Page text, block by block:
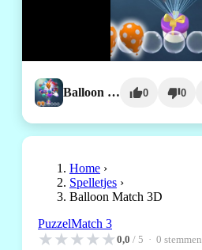
Balloon Match 3D 0 0
Home ›
Spelletjes ›
Balloon Match 3D
PuzzelMatch 3
★★★★★0,0 / 5 · 0 stemmen